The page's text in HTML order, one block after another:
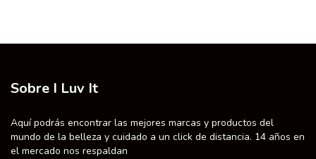
Sobre I Luv It
Aquí podrás encontrar las mejores marcas y productos del
mundo de la belleza y cuidado a un click de distancia. 14 años en
el mercado nos respaldan